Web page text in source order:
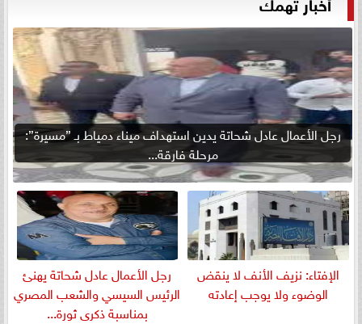
رجل الأعمال عادل شحاتة يدين استهداف ميناء دمياط بـ ”مسيرة”:
مرحلة فارقة...
الإفتاء: نزيف الأنف لا ينقض
الوضوء ولا يوجب إعادته
رجل الأعمال عادل شحاتة يهنئ
الرئيس السيسي والشعب المصري
بمناسبة ذكرى ثورة...